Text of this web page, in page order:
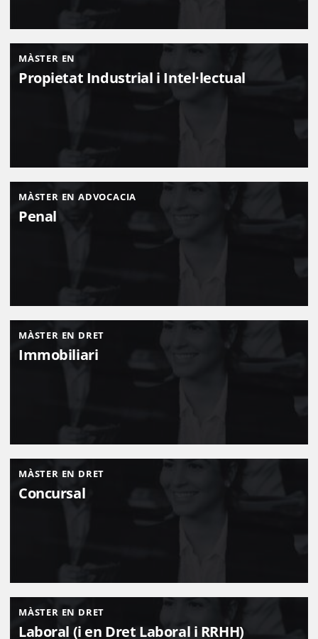
MÀSTER EN
Propietat Industrial i Intel·lectual
MÀSTER EN ADVOCACIA
Penal
MÀSTER EN DRET
Immobiliari
MÀSTER EN DRET
Concursal
MÀSTER EN DRET
Laboral (i en Dret Laboral i RRHH)